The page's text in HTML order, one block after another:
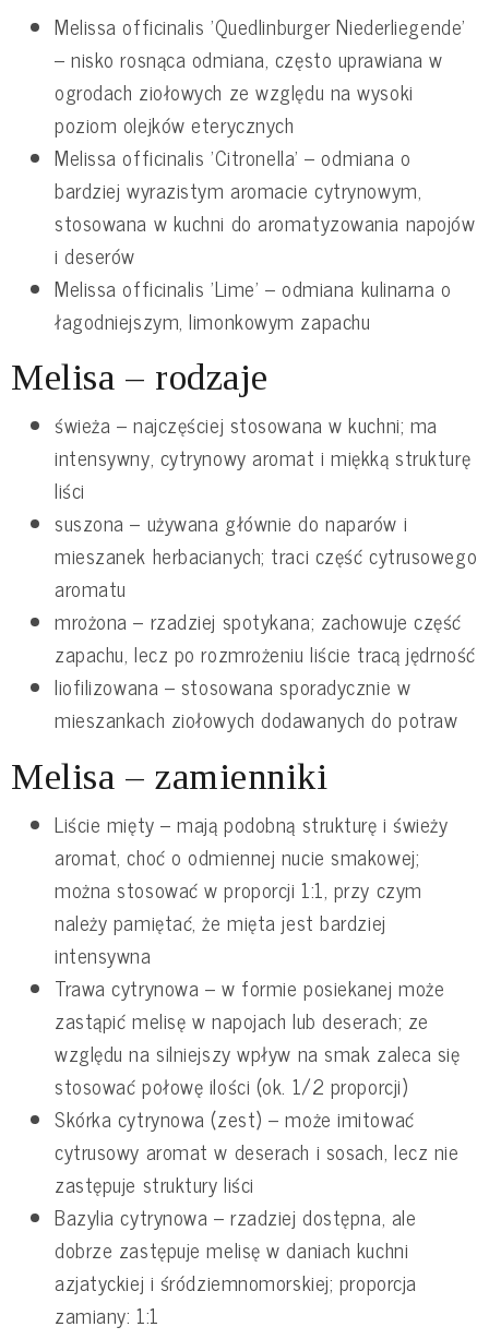
Melissa officinalis 'Quedlinburger Niederliegende'
– nisko rosnąca odmiana, często uprawiana w
ogrodach ziołowych ze względu na wysoki
poziom olejków eterycznych
Melissa officinalis 'Citronella' – odmiana o
bardziej wyrazistym aromacie cytrynowym,
stosowana w kuchni do aromatyzowania napojów
i deserów
Melissa officinalis 'Lime' – odmiana kulinarna o
łagodniejszym, limonkowym zapachu
Melisa – rodzaje
świeża – najczęściej stosowana w kuchni; ma
intensywny, cytrynowy aromat i miękką strukturę
liści
suszona – używana głównie do naparów i
mieszanek herbacianych; traci część cytrusowego
aromatu
mrożona – rzadziej spotykana; zachowuje część
zapachu, lecz po rozmrożeniu liście tracą jędrność
liofilizowana – stosowana sporadycznie w
mieszankach ziołowych dodawanych do potraw
Melisa – zamienniki
Liście mięty – mają podobną strukturę i świeży
aromat, choć o odmiennej nucie smakowej;
można stosować w proporcji 1:1, przy czym
należy pamiętać, że mięta jest bardziej
intensywna
Trawa cytrynowa – w formie posiekanej może
zastąpić melisę w napojach lub deserach; ze
względu na silniejszy wpływ na smak zaleca się
stosować połowę ilości (ok. 1/2 proporcji)
Skórka cytrynowa (zest) – może imitować
cytrusowy aromat w deserach i sosach, lecz nie
zastępuje struktury liści
Bazylia cytrynowa – rzadziej dostępna, ale
dobrze zastępuje melisę w daniach kuchni
azjatyckiej i śródziemnomorskiej; proporcja
zamiany: 1:1